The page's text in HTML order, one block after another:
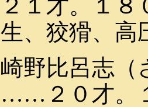
２１才。１
生、狡猾、高
崎野比呂志
……２０才。